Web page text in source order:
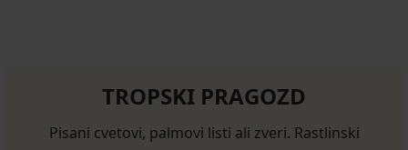
TROPSKI PRAGOZD
Pisani cvetovi, palmovi listi ali zveri. Rastlinski